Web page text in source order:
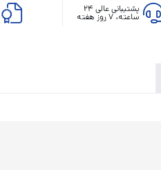
پشتیبانی عالی ۲۴
ساعته، ۷ روز هفته